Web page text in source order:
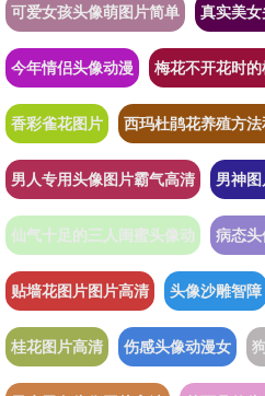
可爱女孩头像萌图片简单 真实美
今年情侣头像动漫 梅花不开花时
香彩雀花图片 西玛杜鹃花养殖方
男人专用头像图片霸气高清 男神
仙气十足的三人闺蜜头像动 病态
贴墙花图片图片高清 头像沙雕智障
桂花图片高清 伤感头像动漫女